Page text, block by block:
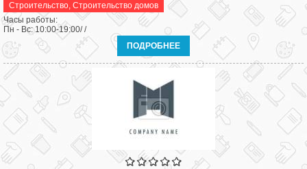
Строительство, Строительство домов
Часы работы:
Пн - Вс: 10:00-19:00/ /
ПОДРОБНЕЕ